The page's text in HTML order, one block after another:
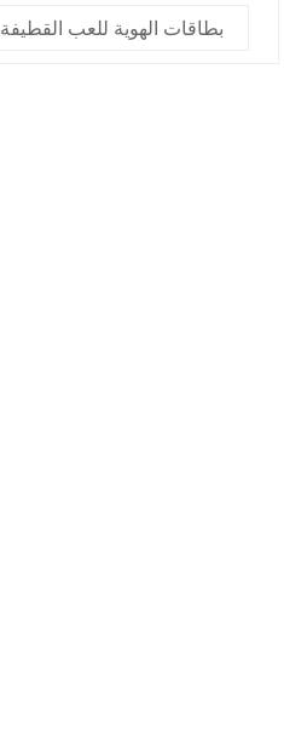
بطاقات الهوية للعب القطيفة